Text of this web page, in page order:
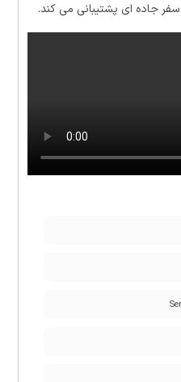
سفر جاده ای پشتیبانی می کند.